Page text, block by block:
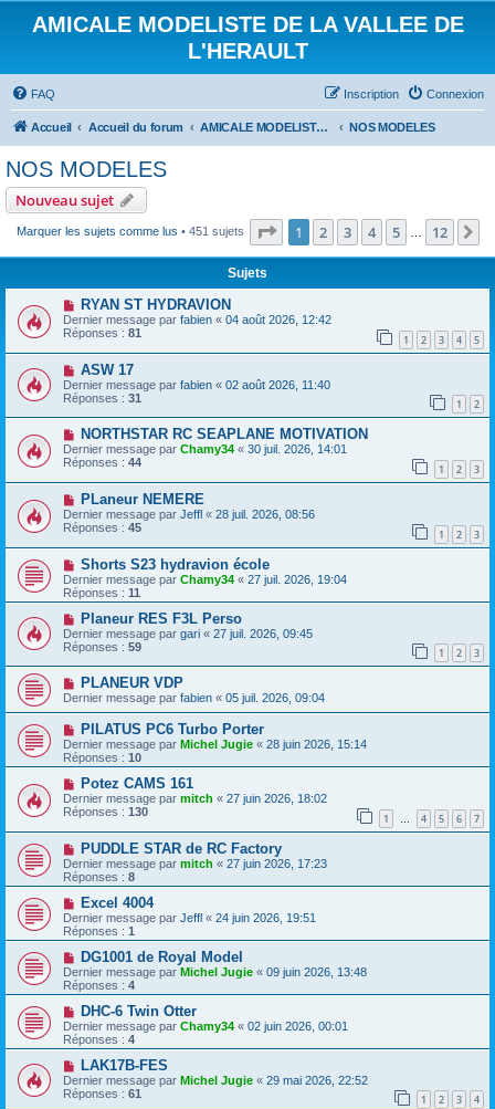
AMICALE MODELISTE DE LA VALLEE DE
L'HERAULT
FAQ Connexion
Inscription
Accueil Accueil du forum AMICALE MODELISTE DE LA VALLEE DE L'HERAULT NOS MODELES
NOS MODELES
Nouveau sujet
Marquer les sujets comme lus • 451 sujets Page 1sur12
1 2 3 4 5 12
Sujets
RYAN ST HYDRAVION
Dernier message par fabien « 04 août 2026, 12:42
Réponses : 81 1 2 3 4 5
ASW 17
Dernier message par fabien « 02 août 2026, 11:40
Réponses : 31 1 2
NORTHSTAR RC SEAPLANE MOTIVATION
Dernier message par Chamy34 « 30 juil. 2026, 14:01
Réponses : 44 1 2 3
PLaneur NEMERE
Dernier message par Jeffl « 28 juil. 2026, 08:56
Réponses : 45 1 2 3
Shorts S23 hydravion école
Dernier message par Chamy34 « 27 juil. 2026, 19:04
Réponses : 11
Planeur RES F3L Perso
Dernier message par gari « 27 juil. 2026, 09:45
Réponses : 59 1 2 3
PLANEUR VDP
Dernier message par fabien « 05 juil. 2026, 09:04
PILATUS PC6 Turbo Porter
Dernier message par Michel Jugie « 28 juin 2026, 15:14
Réponses : 10
Potez CAMS 161
Dernier message par mitch « 27 juin 2026, 18:02
Réponses : 130 1 … 4 5 6 7
PUDDLE STAR de RC Factory
Dernier message par mitch « 27 juin 2026, 17:23
Réponses : 8
Excel 4004
Dernier message par Jeffl « 24 juin 2026, 19:51
Réponses : 1
DG1001 de Royal Model
Dernier message par Michel Jugie « 09 juin 2026, 13:48
Réponses : 4
DHC-6 Twin Otter
Dernier message par Chamy34 « 02 juin 2026, 00:01
Réponses : 4
LAK17B-FES
Dernier message par Michel Jugie « 29 mai 2026, 22:52
Réponses : 61 1 2 3 4